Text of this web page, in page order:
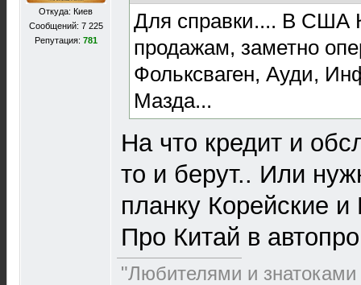
Откуда: Киев
Сообщений: 7 225
Репутация: 781
Для справки.... В США
продажам, заметно
Фольксваген, Ауди,
Мазда...
На что кредит и
то и берут.. Или
планку Корейские
Про Китай в
"Любителями и